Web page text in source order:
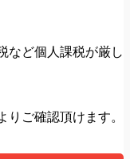
など個人課税が厳し
ご確認頂けます。